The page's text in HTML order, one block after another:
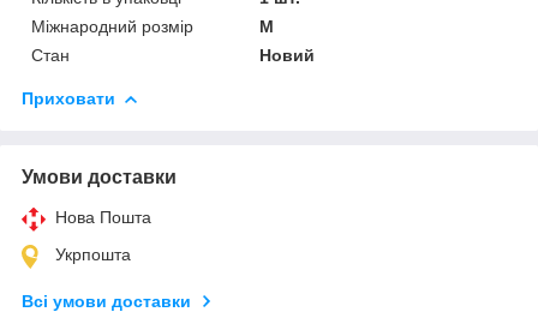
Міжнародний розмір
M
Стан
Новий
Приховати
Умови доставки
Нова Пошта
Укрпошта
Всі умови доставки